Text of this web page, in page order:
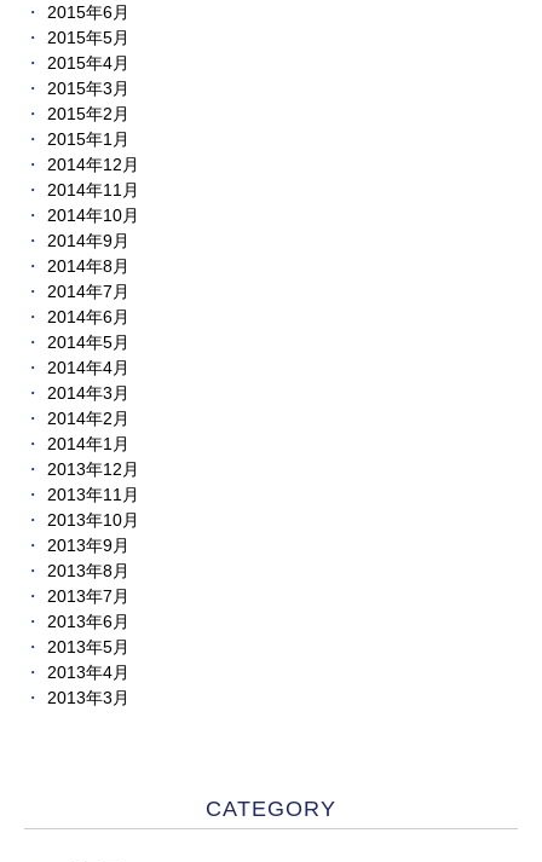
2015年6月
2015年5月
2015年4月
2015年3月
2015年2月
2015年1月
2014年12月
2014年11月
2014年10月
2014年9月
2014年8月
2014年7月
2014年6月
2014年5月
2014年4月
2014年3月
2014年2月
2014年1月
2013年12月
2013年11月
2013年10月
2013年9月
2013年8月
2013年7月
2013年6月
2013年5月
2013年4月
2013年3月
CATEGORY